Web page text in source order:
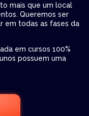
mais que um local
Queremos ser
em todas as fases da
em cursos 100%
possuem uma